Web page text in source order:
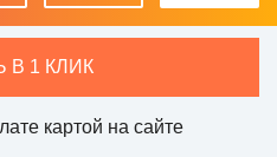
В 1 КЛИК
картой на сайте